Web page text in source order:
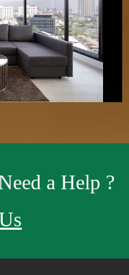
a Help ?